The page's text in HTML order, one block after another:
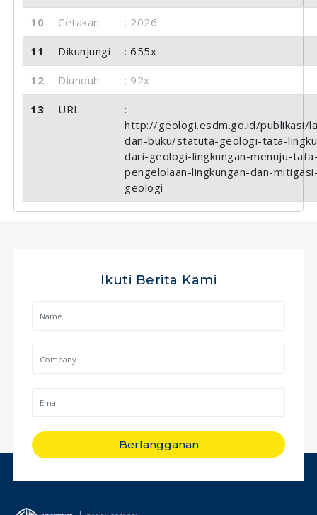
10 Cetakan : 2026
11 Dikunjungi : 655x
12 Diunduh : 92x
13 URL
:
http://geologi.esdm.go.id/publikasi/
dan-buku/statuta-geologi-tata-
dari-geologi-lingkungan-menuju-
pengelolaan-lingkungan-dan-
geologi
Ikuti Berita Kami
Berlangganan